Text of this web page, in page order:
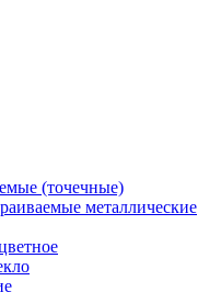
(точечные)
металлические